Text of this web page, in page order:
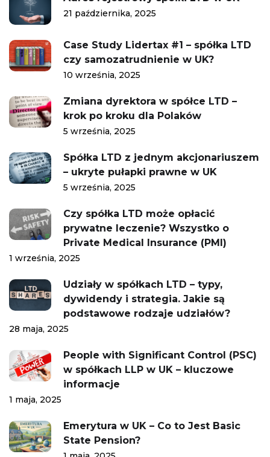
21 października, 2025
Case Study Lidertax #1 – spółka LTD
czy samozatrudnienie w UK?
10 września, 2025
Zmiana dyrektora w spółce LTD –
krok po kroku dla Polaków
5 września, 2025
Spółka LTD z jednym akcjonariuszem
– ukryte pułapki prawne w UK
5 września, 2025
Czy spółka LTD może opłacić
prywatne leczenie? Wszystko o
Private Medical Insurance (PMI)
1 września, 2025
Udziały w spółkach LTD – typy,
dywidendy i strategia. Jakie są
podstawowe rodzaje udziałów?
28 maja, 2025
People with Significant Control (PSC)
w spółkach LLP w UK – kluczowe
informacje
1 maja, 2025
Emerytura w UK – Co to Jest Basic
State Pension?